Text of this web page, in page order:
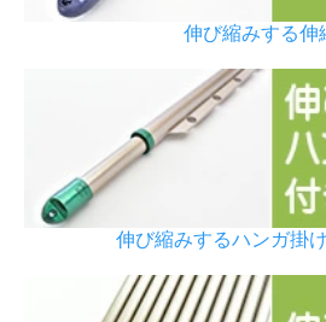
伸び縮みする伸
伸び縮みするハンガ掛